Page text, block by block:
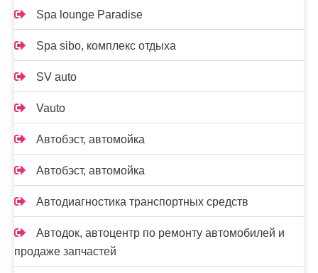
Spa lounge Paradise
Spa sibo, комплекс отдыха
SV auto
Vauto
Автобэст, автомойка
Автобэст, автомойка
Автодиагностика транспортных средств
Автодок, автоцентр по ремонту автомобилей и
продаже запчастей